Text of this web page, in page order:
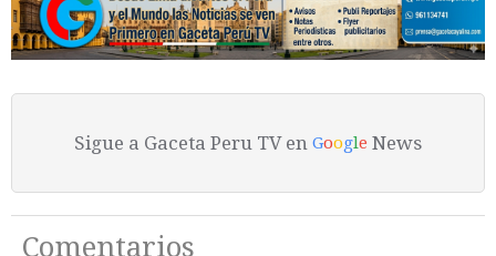
Sigue a Gaceta Peru TV en Google News
Comentarios